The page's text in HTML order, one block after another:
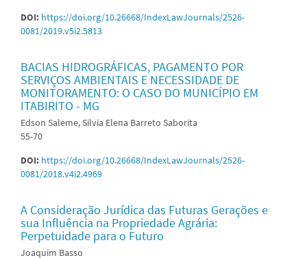
DOI: https://doi.org/10.26668/IndexLawJournals/2526-
0081/2019.v5i2.5813
BACIAS HIDROGRÁFICAS, PAGAMENTO POR
SERVIÇOS AMBIENTAIS E NECESSIDADE DE
MONITORAMENTO: O CASO DO MUNICÍPIO EM
ITABIRITO - MG
Edson Saleme, Silvia Elena Barreto Saborita
55-70
DOI: https://doi.org/10.26668/IndexLawJournals/2526-
0081/2018.v4i2.4969
A Consideração Jurídica das Futuras Gerações e
sua Influência na Propriedade Agrária:
Perpetuidade para o Futuro
Joaquim Basso